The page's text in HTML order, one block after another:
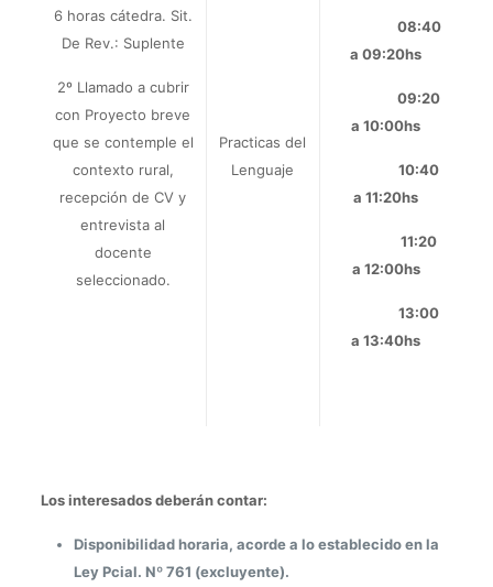
6 horas cátedra. Sit.
De Rev.: Suplente
2º Llamado a cubrir
con Proyecto breve
que se contemple el
contexto rural,
recepción de CV y
entrevista al
docente
seleccionado.
Practicas del
Lenguaje
08:40
a 09:20hs
09:20
a 10:00hs
10:40
a 11:20hs
11:20
a 12:00hs
13:00
a 13:40hs
Los interesados deberán contar:
Disponibilidad horaria, acorde a lo establecido en la
Ley Pcial. Nº 761 (excluyente).